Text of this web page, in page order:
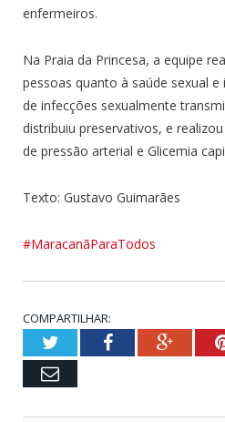
enfermeiros.
Na Praia da Princesa, a equipe
pessoas quanto à saúde sexual
de infecções sexualmente
distribuiu preservativos, e
de pressão arterial e Glicemia
Texto: Gustavo Guimarães
#MaracanãParaTodos
COMPARTILHAR:
TwitterFacebook
Email